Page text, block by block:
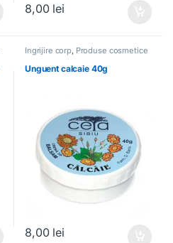
8,00 lei
Ingrijire corp, Produse cosmetice
Unguent calcaie 40g
8,00 lei